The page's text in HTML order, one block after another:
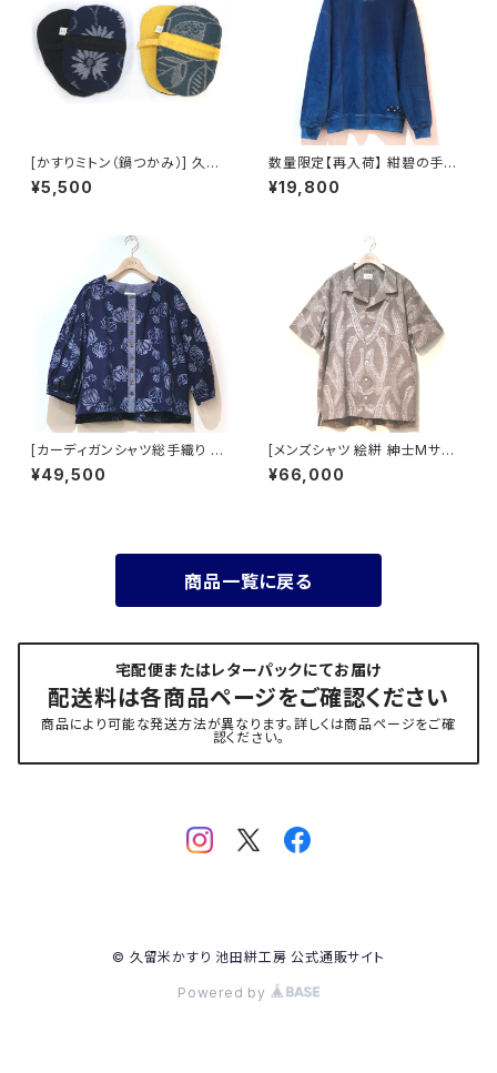
[かすりミトン（鍋つかみ）] 久留
米絣 藍染手織り 全2柄 池田絣
工房
¥5,500
数量限定【再入荷】 紺碧の手
[天然藍染スウェット] XL・2XL
※職人手染め
¥19,800
[カーディガンシャツ総手織り バ
ルーン袖] 藍染手織り 蓮華乱舞
柄 久留米絣使用 池田絣工房
¥49,500
[メンズシャツ 絵絣 紳士Mサイ
ズ] 手織り 芭蕉ひらり柄 久留米
絣使用 池田絣工房 開襟シャツ
¥66,000
商品一覧に戻る
宅配便またはレターパックにてお届け
配送料は各商品ページをご確認ください
商品により可能な発送方法が異なります。詳しくは商品ページをご確
認ください。
© 久留米かすり 池田絣工房 公式通販サイト
Powered by